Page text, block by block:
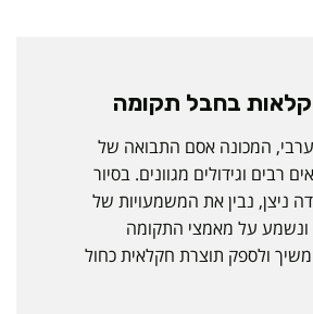
בחבל תקומה
המכונה אסם התבואה של
רבים וגידולים מגוונים. בסיור
ניצן, נבין את המשמעויות של
ונשמע על מאמצי התקומה
ולספק תוצרת חקלאית כחול